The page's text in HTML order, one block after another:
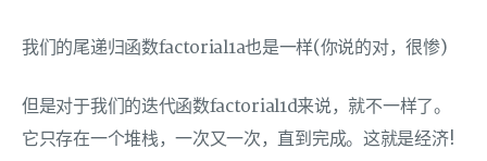
我们的尾递归函数factorial1a也是一样(你说的对，很惨)
但是对于我们的迭代函数factorial1d来说，就不一样了。
它只存在一个堆栈，一次又一次，直到完成。这就是经济!